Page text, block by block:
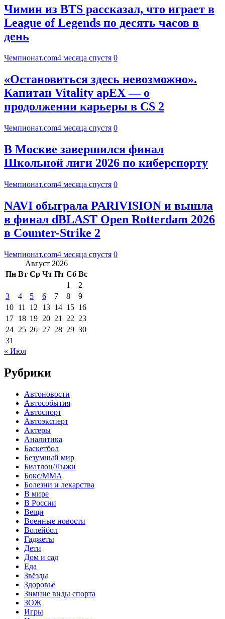
Чимин из BTS рассказал, что играет в
League of Legends по десять часов в
день
Чемпионат.com4 месяца спустя 0
«Остановиться здесь невозможно».
Капитан Vitality apEX — о
продолжении карьеры в CS 2
Чемпионат.com4 месяца спустя 0
В Москве завершился финал
Школьной лиги 2026 по киберспорту
Чемпионат.com4 месяца спустя 0
NAVI обыграла PARIVISION и вышла
в финал dBLAST Open Rotterdam 2026
в Counter-Strike 2
Чемпионат.com4 месяца спустя 0
Август 2026
Пн Вт Ср Чт Пт Сб Вс
1
2
3
4 5 6 7 8
9
10 11 12 13 14 15 16
17 18 19 20 21 22 23
24 25 26 27 28 29 30
31
« Июл
Рубрики
Автоновости
Автособытия
Автоспорт
Автоэксперт
Актеры
Аналитика
Баскетбол
Безумный мир
Биатлон/Лыжи
Бокс/MMA
Болезни и лекарства
В мире
В России
Вещи
Военные новости
Волейбол
Гаджеты
Дети
Дом и сад
Еда
Звёзды
Здоровье
Зимние виды спорта
ЗОЖ
Игры